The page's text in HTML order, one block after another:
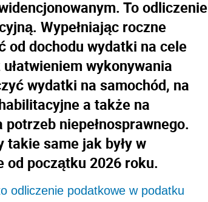
To odliczenie
Wypełniając roczne
od dochodu wydatki na cele
wykonywania
wydatki na samochód, na
a także na
niepełnosprawnego.
same jak były w
od początku 2026 roku.
odliczenie podatkowe w podatku